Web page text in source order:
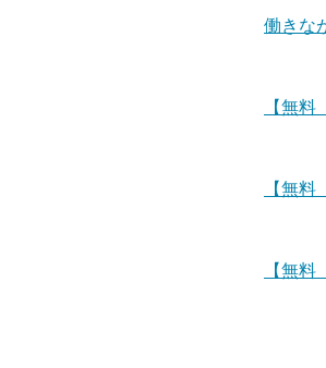
働きな
【無
【無
【無